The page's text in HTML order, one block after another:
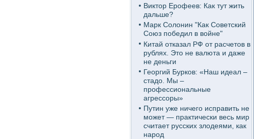
Виктор Ерофеев: Как тут жить
дальше?
Марк Солонин "Как Советский
Союз победил в войне"
Китай отказал РФ от расчетов в
рублях. Это не валюта и даже
не деньги
Георгий Бурков: «Наш идеал –
стадо. Мы –
профессиональные
агрессоры»
Путин уже ничего исправить не
может — практически весь мир
считает русских злодеями, как
народ